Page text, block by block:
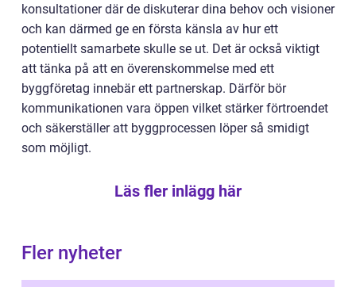
konsultationer där de diskuterar dina behov och visioner
och kan därmed ge en första känsla av hur ett
potentiellt samarbete skulle se ut. Det är också viktigt
att tänka på att en överenskommelse med ett
byggföretag innebär ett partnerskap. Därför bör
kommunikationen vara öppen vilket stärker förtroendet
och säkerställer att byggprocessen löper så smidigt
som möjligt.
Läs fler inlägg här
Fler nyheter